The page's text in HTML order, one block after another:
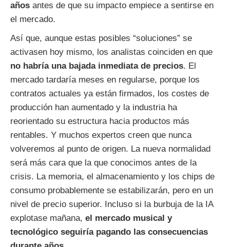
años antes de que su impacto empiece a sentirse en
el mercado.
Así que, aunque estas posibles “soluciones” se
activasen hoy mismo, los analistas coinciden en que
no habría una bajada inmediata de precios. El
mercado tardaría meses en regularse, porque los
contratos actuales ya están firmados, los costes de
producción han aumentado y la industria ha
reorientado su estructura hacia productos más
rentables. Y muchos expertos creen que nunca
volveremos al punto de origen. La nueva normalidad
será más cara que la que conocimos antes de la
crisis. La memoria, el almacenamiento y los chips de
consumo probablemente se estabilizarán, pero en un
nivel de precio superior. Incluso si la burbuja de la IA
explotase mañana, el mercado musical y
tecnológico seguiría pagando las consecuencias